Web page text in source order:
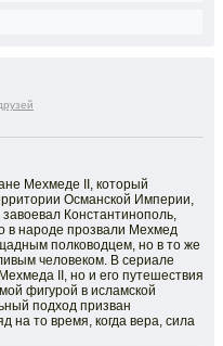
Мехмеде II, который
Османской Империи,
Константинополь,
в народе прозвали Мехмед
полководцем, но в то же
человеком. В сериале
II, но и его путешествия
фигурой в исламской
подход призван
на то время, когда вера, сила